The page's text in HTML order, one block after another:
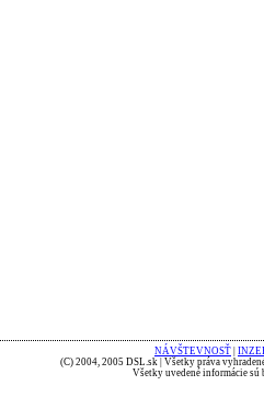
NÁVŠTEVNOSŤ
(C) 2004, 2005 DSL.sk | Všetky práva
Všetky uvedené informácie sú